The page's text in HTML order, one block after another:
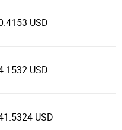
USD
USD
USD